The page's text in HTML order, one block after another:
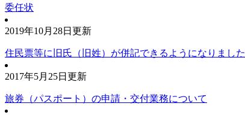
委任状
2019年10月28日更新
住民票等に旧氏（旧姓）が併記できるようになりました
2017年5月25日更新
旅券（パスポート）の申請・交付業務について